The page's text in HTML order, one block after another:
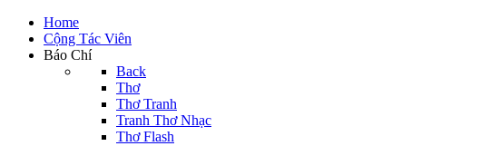
Home
Cộng Tác Viên
Báo Chí
Back
Thơ
Thơ Tranh
Tranh Thơ Nhạc
Thơ Flash